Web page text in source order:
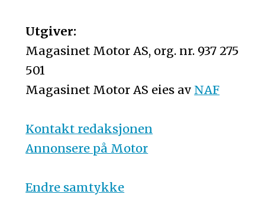
Utgiver:
Magasinet Motor AS, org. nr. 937 275
501
Magasinet Motor AS eies av NAF
Kontakt redaksjonen
Annonsere på Motor
Endre samtykke